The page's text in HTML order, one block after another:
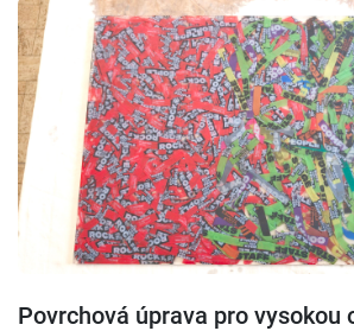
Povrchová úprava pro vysokou